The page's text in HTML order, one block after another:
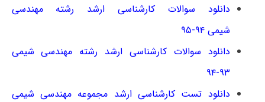
دانلود سوالات کارشناسی ارشد رشته مهندسی
شیمی ۹۴-۹۵
دانلود سوالات کارشناسی ارشد رشته مهندسی شیمی
۹۳-۹۴
دانلود تست کارشناسی ارشد مجموعه مهندسی شیمی